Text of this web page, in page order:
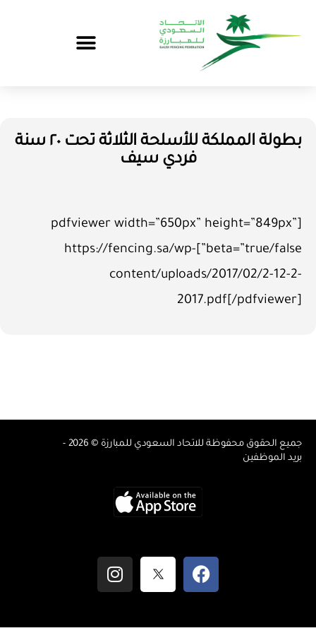
بطولة المملكة للأسلحة الثلاثة تحت ٢٠ سنة
فردي سيف
[pdfviewer width=”650px” height=”849px”
beta=”true/false”]https://fencing.sa/wp-
content/uploads/2017/02/2-12-2-
2017.pdf[/pdfviewer]
جميع الحقوق محفوظة للاتحاد السعودي للمبارزة © 2026 -
بريد الموظفين